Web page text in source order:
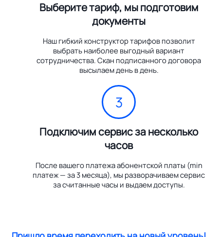
Выберите тариф, мы подготовим
документы
Наш гибкий конструктор тарифов позволит
выбрать наиболее выгодный вариант
сотрудничества. Скан подписанного договора
высылаем день в день.
3
Подключим сервис за несколько
часов
После вашего платежа абонентской платы (min
платеж — за 3 месяца), мы разворачиваем сервис
за считанные часы и выдаем доступы.